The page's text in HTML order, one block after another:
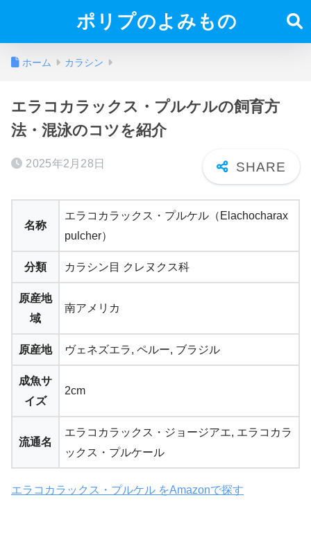
ポリプのよみもの
ホーム カラシン
エラコカラックス・プルケルの飼育方
法・混泳のコツを紹介
2025年2月28日
名称
エラコカラックス・プルケル（Elachocharax
pulcher）
分類 カラシン目 クレヌクス科
原産地
域
南アメリカ
原産地 ヴェネズエラ, ペルー, ブラジル
成魚サ
イズ
2cm
流通名
エラコカラックス・ジョージアエ, エラコカラ
ックス・プルケール
エラコカラックス・プルケル をAmazonで探す